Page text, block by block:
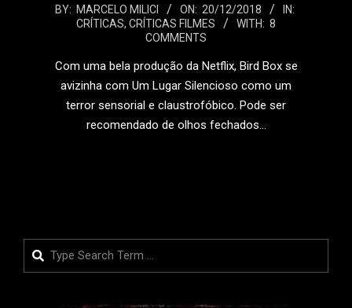
2018-
BY: MARCELO MILICI ON: 20/12/2018
IN:
CRÍTICAS, CRÍTICAS FILMES WITH: 8
COMMENTS
Com uma bela produção da Netflix, Bird Box se
avizinha com Um Lugar Silencioso como um
terror sensorial e claustrofóbico. Pode ser
recomendado de olhos fechados…
Search